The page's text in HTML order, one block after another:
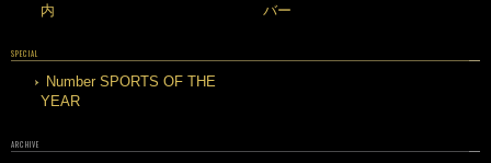
内
バー
SPECIAL
Number SPORTS OF THE
YEAR
ARCHIVE